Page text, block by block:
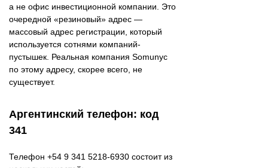
а не офис инвестиционной компании. Это
очередной «резиновый» адрес —
массовый адрес регистрации, который
используется сотнями компаний-
пустышек. Реальная компания Somunyc
по этому адресу, скорее всего, не
существует.
Аргентинский телефон: код
341
Телефон +54 9 341 5218-6930 состоит из